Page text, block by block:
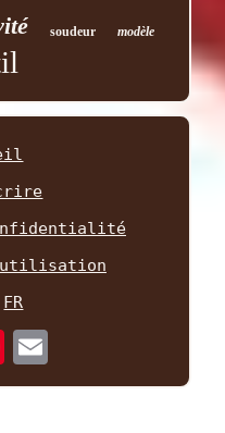
soudeur modèle
FR